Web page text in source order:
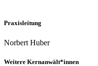
Praxisleitung
Norbert Huber
Weitere Kernanwält*innen